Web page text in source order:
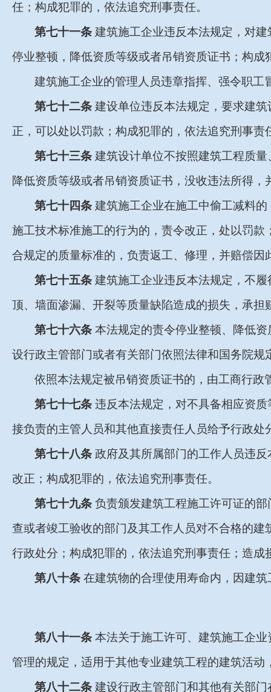
任；构成犯罪的，依法追究刑事责任。
第七十一条 建筑施工企业违反本法规定，对
停业整顿，降低资质等级或者吊销资质证书；构成
建筑施工企业的管理人员违章指挥、强令职
第七十二条 建设单位违反本法规定，要求建
正，可以处以罚款；构成犯罪的，依法追究刑事责
第七十三条 建筑设计单位不按照建筑工程质
降低资质等级或者吊销资质证书，没收违法所得
第七十四条 建筑施工企业在施工中偷工减料
施工技术标准施工的行为的，责令改正，处以罚
合规定的质量标准的，负责返工、修理，并赔偿
第七十五条 建筑施工企业违反本法规定，不
顶、墙面渗漏、开裂等质量缺陷造成的损失，承担
第七十六条 本法规定的责令停业整顿、降低
设行政主管部门或者有关部门依照法律和国务院规
依照本法规定被吊销资质证书的，由工商行政
第七十七条 违反本法规定，对不具备相应资
接负责的主管人员和其他直接责任人员给予行政
第七十八条 政府及其所属部门的工作人员违
改正；构成犯罪的，依法追究刑事责任。
第七十九条 负责颁发建筑工程施工许可证的
查或者竣工验收的部门及其工作人员对不合格的
行政处分；构成犯罪的，依法追究刑事责任；造
第八十条 在建筑物的合理使用寿命内，因建
第八十一条 本法关于施工许可、建筑施工企
管理的规定，适用于其他专业建筑工程的建筑活动
第八十二条 建设行政主管部门和其他有关部